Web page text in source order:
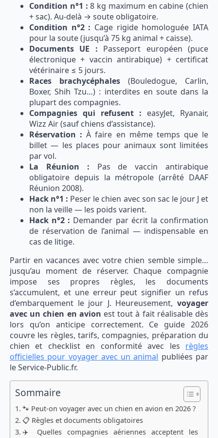
Condition n°1 :8 kg maximum en cabine (chien
+ sac). Au-delà → soute obligatoire.
Condition n°2 : Cage rigide homologuée IATA
pour la soute (jusqu’à 75 kg animal + caisse).
Documents UE : Passeport européen (puce
électronique + vaccin antirabique) + certificat
vétérinaire ≤ 5 jours.
Races brachycéphales (Bouledogue, Carlin,
Boxer, Shih Tzu…) : interdites en soute dans la
plupart des compagnies.
Compagnies qui refusent : easyJet, Ryanair,
Wizz Air (sauf chiens d’assistance).
Réservation :À faire en même temps que le
billet — les places pour animaux sont limitées
par vol.
La Réunion : Pas de vaccin antirabique
obligatoire depuis la métropole (arrêté DAAF
Réunion 2008).
Hack n°1 : Peser le chien avec son sac le jour J et
non la veille — les poids varient.
Hack n°2 : Demander par écrit la confirmation
de réservation de l’animal — indispensable en
cas de litige.
Partir en vacances avec votre chien semble simple…
jusqu’au moment de réserver. Chaque compagnie
impose ses propres règles, les documents
s’accumulent, et une erreur peut signifier un refus
d’embarquement le jour J. Heureusement, voyager
avec un chien en avion est tout à fait réalisable dès
lors qu’on anticipe correctement. Ce guide 2026
couvre les règles, tarifs, compagnies, préparation du
chien et checklist en conformité avec les règles
officielles pour voyager avec un animal publiées par
le Service-Public.fr.
Sommaire
🐾 Peut-on voyager avec un chien en avion en 2026 ?
📋 Règles et documents obligatoires
✈️ Quelles compagnies aériennes acceptent les